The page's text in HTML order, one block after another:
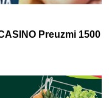
Preuzmi 1500